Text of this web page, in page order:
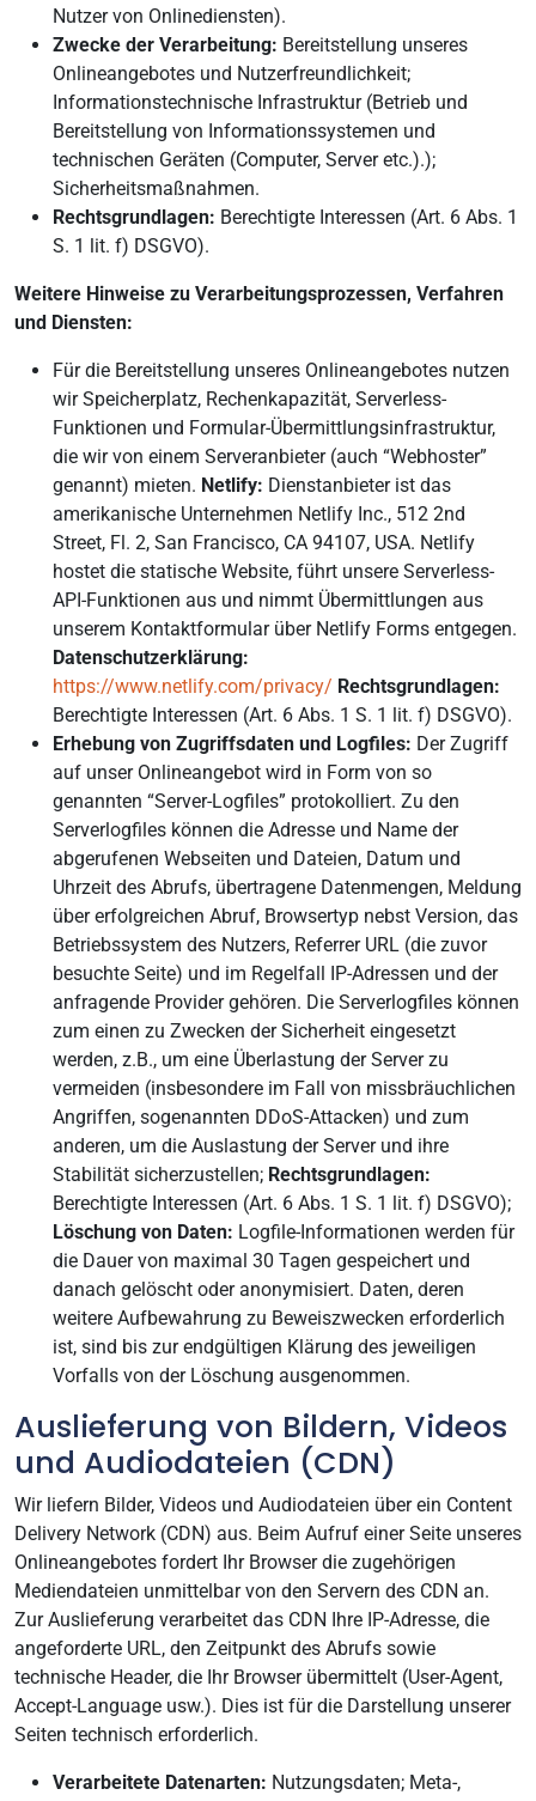
Nutzer von Onlinediensten).
Zwecke der Verarbeitung: Bereitstellung unseres
Onlineangebotes und Nutzerfreundlichkeit;
Informationstechnische Infrastruktur (Betrieb und
Bereitstellung von Informationssystemen und
technischen Geräten (Computer, Server etc.).);
Sicherheitsmaßnahmen.
Rechtsgrundlagen: Berechtigte Interessen (Art. 6 Abs. 1
S. 1 lit. f) DSGVO).
Weitere Hinweise zu Verarbeitungsprozessen, Verfahren
und Diensten:
Für die Bereitstellung unseres Onlineangebotes nutzen
wir Speicherplatz, Rechenkapazität, Serverless-
Funktionen und Formular-Übermittlungsinfrastruktur,
die wir von einem Serveranbieter (auch “Webhoster”
genannt) mieten. Netlify: Dienstanbieter ist das
amerikanische Unternehmen Netlify Inc., 512 2nd
Street, Fl. 2, San Francisco, CA 94107, USA. Netlify
hostet die statische Website, führt unsere Serverless-
API-Funktionen aus und nimmt Übermittlungen aus
unserem Kontaktformular über Netlify Forms entgegen.
Datenschutzerklärung:
https://www.netlify.com/privacy/ Rechtsgrundlagen:
Berechtigte Interessen (Art. 6 Abs. 1 S. 1 lit. f) DSGVO).
Erhebung von Zugriffsdaten und Logfiles: Der Zugriff
auf unser Onlineangebot wird in Form von so
genannten “Server-Logfiles” protokolliert. Zu den
Serverlogfiles können die Adresse und Name der
abgerufenen Webseiten und Dateien, Datum und
Uhrzeit des Abrufs, übertragene Datenmengen, Meldung
über erfolgreichen Abruf, Browsertyp nebst Version, das
Betriebssystem des Nutzers, Referrer URL (die zuvor
besuchte Seite) und im Regelfall IP-Adressen und der
anfragende Provider gehören. Die Serverlogfiles können
zum einen zu Zwecken der Sicherheit eingesetzt
werden, z.B., um eine Überlastung der Server zu
vermeiden (insbesondere im Fall von missbräuchlichen
Angriffen, sogenannten DDoS-Attacken) und zum
anderen, um die Auslastung der Server und ihre
Stabilität sicherzustellen; Rechtsgrundlagen:
Berechtigte Interessen (Art. 6 Abs. 1 S. 1 lit. f) DSGVO);
Löschung von Daten: Logfile-Informationen werden für
die Dauer von maximal 30 Tagen gespeichert und
danach gelöscht oder anonymisiert. Daten, deren
weitere Aufbewahrung zu Beweiszwecken erforderlich
ist, sind bis zur endgültigen Klärung des jeweiligen
Vorfalls von der Löschung ausgenommen.
Auslieferung von Bildern, Videos
und Audiodateien (CDN)
Wir liefern Bilder, Videos und Audiodateien über ein Content
Delivery Network (CDN) aus. Beim Aufruf einer Seite unseres
Onlineangebotes fordert Ihr Browser die zugehörigen
Mediendateien unmittelbar von den Servern des CDN an.
Zur Auslieferung verarbeitet das CDN Ihre IP-Adresse, die
angeforderte URL, den Zeitpunkt des Abrufs sowie
technische Header, die Ihr Browser übermittelt (User-Agent,
Accept-Language usw.). Dies ist für die Darstellung unserer
Seiten technisch erforderlich.
Verarbeitete Datenarten: Nutzungsdaten; Meta-,